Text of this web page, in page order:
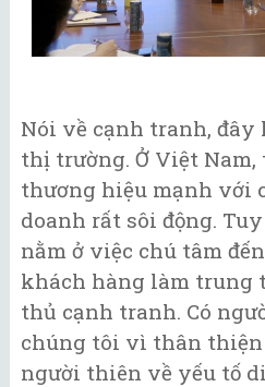
Nói về cạnh tranh, đây
thị trường. Ở Việt
thương hiệu mạnh với
doanh rất sôi động.
nằm ở việc chú tâm
khách hàng làm trung
thủ cạnh tranh. Có
chúng tôi vì thân thiện
người thiên về yếu tố